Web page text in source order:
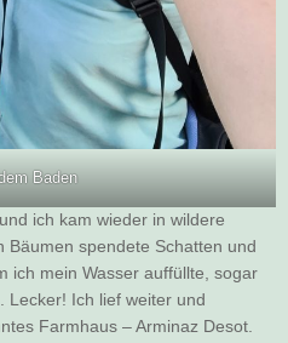
Baden
ich kam wieder in wildere
Bäumen spendete Schatten und
ich mein Wasser auffüllte, sogar
Lecker! Ich lief weiter und
Farmhaus – Arminaz Desot.